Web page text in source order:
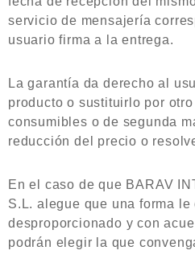
servicio de mensajería
usuario firma a la entrega.
La garantía da derecho al
producto o sustituirlo por
consumibles o de segunda
reducción del precio o
En el caso de que BARAV
S.L. alegue que una forma
desproporcionado y con
podrán elegir la que